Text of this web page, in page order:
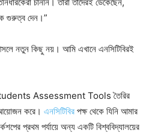
গুরুত্ব দেন।”
নতুন কিছু নয়। আমি এখানে এনসিটিবিরই
Assessment Tools তৈরির
করে। এনসিটিবির পক্ষ থেকে যিনি আমার
প্রথম পর্যায়ে অন্য একটি বিশ্ববিদ্যালয়ের